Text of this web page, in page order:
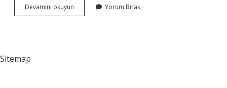
Devamını okuyun
Isminin
Yorum Bırak
Sitemap